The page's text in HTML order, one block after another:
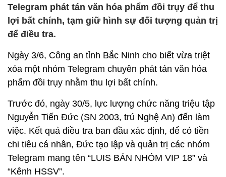
Telegram phát tán văn hóa phẩm đồi trụy để thu
lợi bất chính, tạm giữ hình sự đối tượng quản trị
để điều tra.
Ngày 3/6, Công an tỉnh Bắc Ninh cho biết vừa triệt
xóa một nhóm Telegram chuyên phát tán văn hóa
phẩm đồi trụy nhằm thu lợi bất chính.
Trước đó, ngày 30/5, lực lượng chức năng triệu tập
Nguyễn Tiến Đức (SN 2003, trú Nghệ An) đến làm
việc. Kết quả điều tra ban đầu xác định, để có tiền
chi tiêu cá nhân, Đức tạo lập và quản trị các nhóm
Telegram mang tên “LUIS BÁN NHÓM VIP 18” và
“Kênh HSSV”.